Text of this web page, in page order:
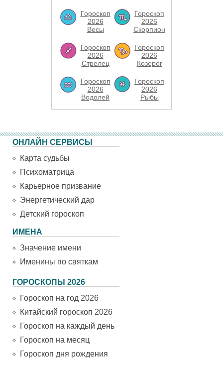
Гороскоп
2026
Весы
Гороскоп
2026
Скорпион
Гороскоп
2026
Стрелец
Гороскоп
2026
Козерог
Гороскоп
2026
Водолей
Гороскоп
2026
Рыбы
ОНЛАЙН СЕРВИСЫ
Карта судьбы
Психоматрица
Карьерное призвание
Энергетический дар
Детский гороскоп
ИМЕНА
Значение имени
Именины по святкам
ГОРОСКОПЫ 2026
Гороскоп на год 2026
Китайский гороскоп 2026
Гороскоп на каждый день
Гороскоп на месяц
Гороскоп дня рождения